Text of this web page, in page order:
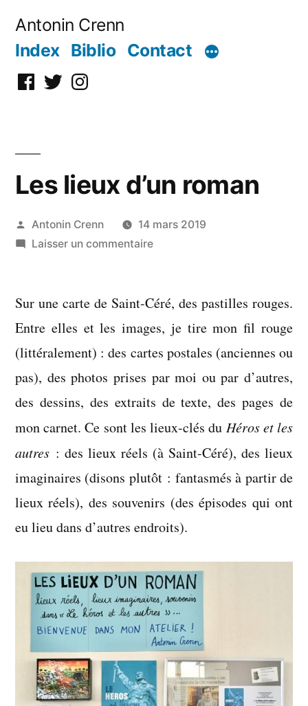
Antonin Crenn
Index Biblio Contact
Facebook
TwitterInstagram
Les lieux d’un roman
Publié
par
Antonin Crenn
14 mars 2019
Laisser un commentairesur
d’un
Sur une carte de Saint-Céré, des pastilles rouges.
Entre elles et les images, je tire mon fil rouge
(littéralement) : des cartes postales (anciennes ou
pas), des photos prises par moi ou par d’autres,
des dessins, des extraits de texte, des pages de
mon carnet. Ce sont les lieux-clés du Héros et les
autres : des lieux réels (à Saint-Céré), des lieux
imaginaires (disons plutôt : fantasmés à partir de
lieux réels), des souvenirs (des épisodes qui ont
eu lieu dans d’autres endroits).